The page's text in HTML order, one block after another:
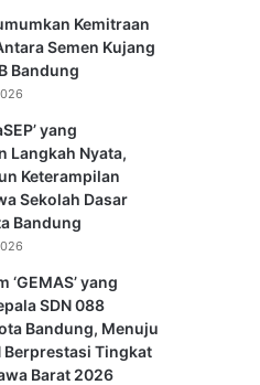
Kemitraan
Semen Kujang
Bandung
yang
Langkah Nyata,
Keterampilan
Sekolah Dasar
Bandung
‘GEMAS’ yang
SDN 088
Bandung, Menuju
Berprestasi Tingkat
Barat 2026